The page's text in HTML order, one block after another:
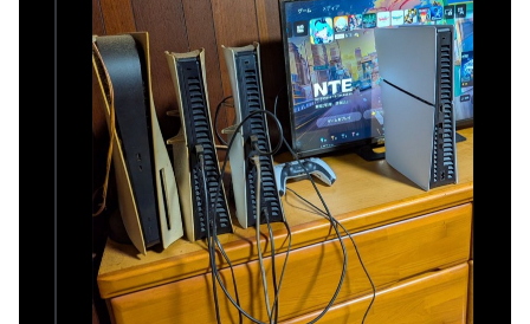
【ROBOT魂】 88,000のミーティアが二次も即完売なの大人
気すぎる…
【デレマス】 紗南「アイドルに似合うポケモン？」
ブラッドボーン全クリしたんだが
【画像】田中みな実さん、妊娠中とは思えないヒール姿で登
場してしまう
ワイ手取り15万正社員→副業でウーバーやってるんやが金が
株式投資、若年男性の自信喪失の原因に-6割超が「人生の敗
者」自認
伊勢鈴蘭さん、コカ・コーラ愛を全力アピール！
無期懲役、去年の仮釈放わずか４人…もう実質終身刑だった
【画像】田中みな実さん、妊娠中とは思えないヒール姿で登
場してしまう
【画像】令和最新版のあのちゃん、可愛過ぎてワイらにブッ
刺さりまくりw w w w w w
【画像】日焼け口リの締まったお尻っていいよね！ｗｗｗｗ
熊本･八代港で自衛隊の「病院船」が医療提供開始、診察と
薬剤処方…被災者向け大浴場も！